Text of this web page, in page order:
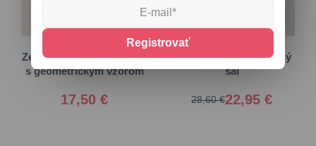
Zeleno-hnedý dámsky šál
s geometrickým vzorom
17,50 €
Pistáciový jednofarebný
šál
22,95 €
28,60 €
Registrovať